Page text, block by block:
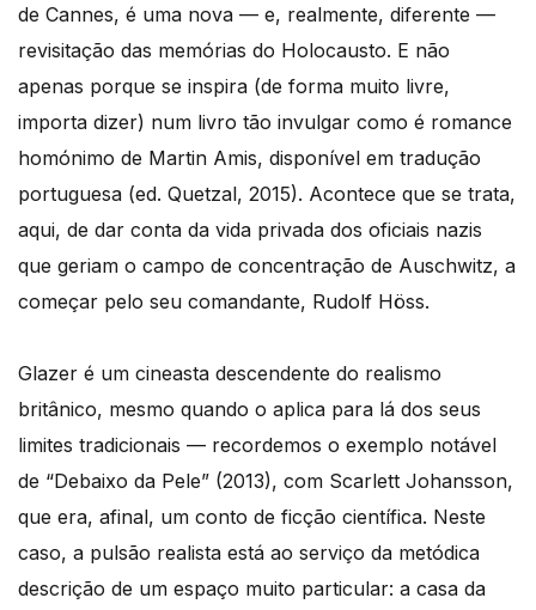
de Cannes, é uma nova — e, realmente, diferente —
revisitação das memórias do Holocausto. E não
apenas porque se inspira (de forma muito livre,
importa dizer) num livro tão invulgar como é romance
homónimo de Martin Amis, disponível em tradução
portuguesa (ed. Quetzal, 2015). Acontece que se trata,
aqui, de dar conta da vida privada dos oficiais nazis
que geriam o campo de concentração de Auschwitz, a
começar pelo seu comandante, Rudolf Höss.
Glazer é um cineasta descendente do realismo
britânico, mesmo quando o aplica para lá dos seus
limites tradicionais — recordemos o exemplo notável
de “Debaixo da Pele” (2013), com Scarlett Johansson,
que era, afinal, um conto de ficção científica. Neste
caso, a pulsão realista está ao serviço da metódica
descrição de um espaço muito particular: a casa da